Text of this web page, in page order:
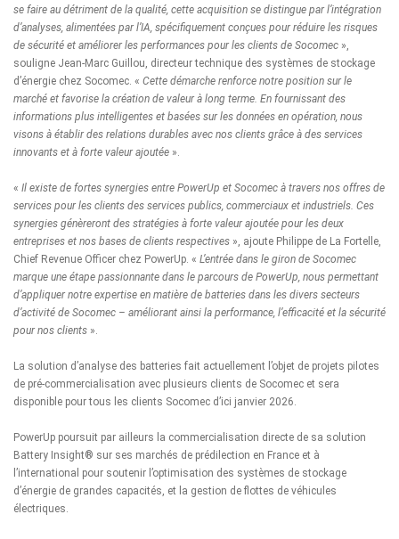
se faire au détriment de la qualité, cette acquisition se distingue par l’intégration
d’analyses, alimentées par l’IA, spécifiquement conçues pour réduire les risques
de sécurité et améliorer les performances pour les clients de Socomec »,
souligne Jean-Marc Guillou, directeur technique des systèmes de stockage
d’énergie chez Socomec. « Cette démarche renforce notre position sur le
marché et favorise la création de valeur à long terme. En fournissant des
informations plus intelligentes et basées sur les données en opération, nous
visons à établir des relations durables avec nos clients grâce à des services
innovants et à forte valeur ajoutée ».
« Il existe de fortes synergies entre PowerUp et Socomec à travers nos offres de
services pour les clients des services publics, commerciaux et industriels. Ces
synergies génèreront des stratégies à forte valeur ajoutée pour les deux
entreprises et nos bases de clients respectives », ajoute Philippe de La Fortelle,
Chief Revenue Officer chez PowerUp. « L’entrée dans le giron de Socomec
marque une étape passionnante dans le parcours de PowerUp, nous permettant
d’appliquer notre expertise en matière de batteries dans les divers secteurs
d’activité de Socomec – améliorant ainsi la performance, l’efficacité et la sécurité
pour nos clients ».
La solution d’analyse des batteries fait actuellement l’objet de projets pilotes
de pré-commercialisation avec plusieurs clients de Socomec et sera
disponible pour tous les clients Socomec d’ici janvier 2026.
PowerUp poursuit par ailleurs la commercialisation directe de sa solution
Battery Insight® sur ses marchés de prédilection en France et à
l’international pour soutenir l’optimisation des systèmes de stockage
d’énergie de grandes capacités, et la gestion de flottes de véhicules
électriques.